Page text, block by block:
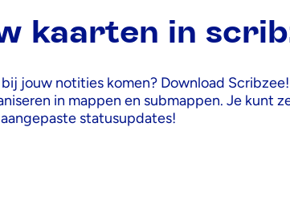
kaarten in
jouw notities komen? Download
in mappen en submappen. Je kunt
statusupdates!